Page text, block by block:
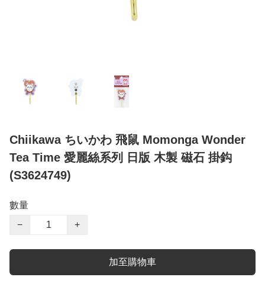
Chiikawa ちいかわ 飛鼠 Momonga Wonder
Tea Time 愛麗絲系列 日版 木製 磁石 掛鈎
(S3624749)
數量
−
+
加至購物車